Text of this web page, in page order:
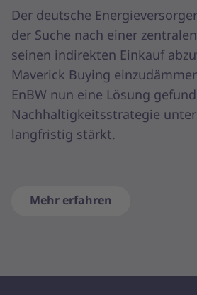
Der deutsche
der Suche nach einer
seinen indirekten Einkauf
Maverick Buying
EnBW nun eine Lösung
Nachhaltigkeitsstrategie
langfristig stärkt.
Mehr erfahren